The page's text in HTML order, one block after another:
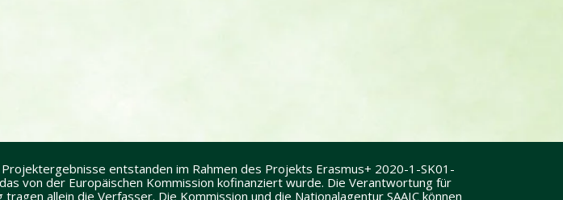
entstanden im Rahmen des Projekts Erasmus+ 2020-1-SK01-
von der Europäischen Kommission kofinanziert wurde. Die Verantwortung für
allein die Verfasser. Die Kommission und die Nationalagentur SAAIC können